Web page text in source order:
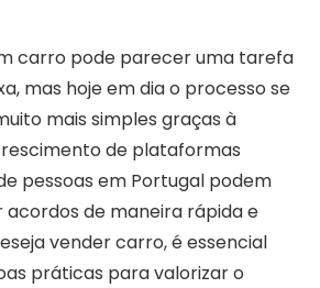
carro pode parecer uma tarefa
mas hoje em dia o processo se
mais simples graças à
de plataformas
pessoas em Portugal podem
de maneira rápida e
vender carro, é essencial
práticas para valorizar o